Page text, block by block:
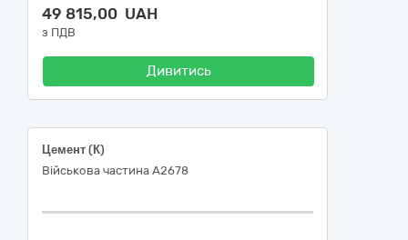
49 815,00 UAH
з ПДВ
Дивитись
Цемент (К)
Військова частина А2678